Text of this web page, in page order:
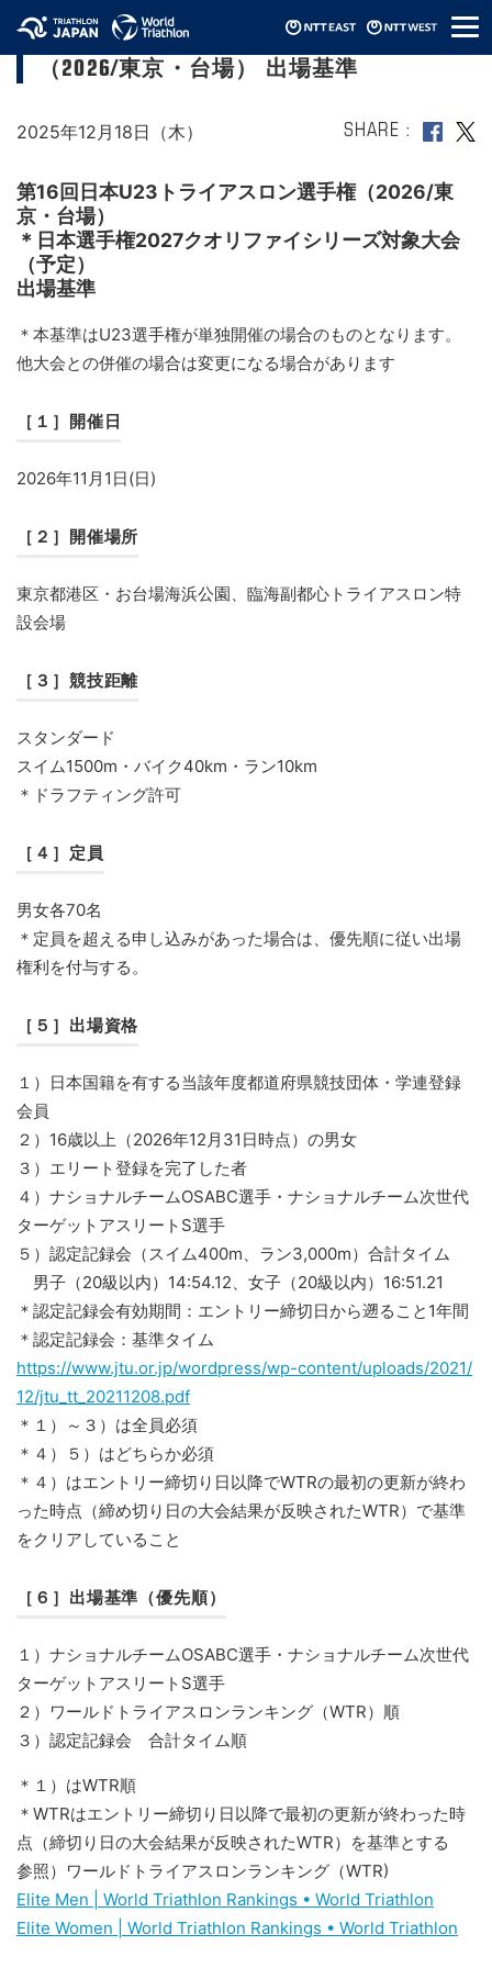
メ
ニ
第16回日本U23トライアスロン選手権
（2026/東京・台場） 出場基準
2025年12月18日（木） SHARE
第16回日本U23トライアスロン選手権（2026/東
京・台場）
＊日本選手権2027クオリファイシリーズ対象大会
（予定）
出場基準
＊本基準はU23選手権が単独開催の場合のものとなります。
他大会との併催の場合は変更になる場合があります
［１］開催日
2026年11月1日(日)
［２］開催場所
東京都港区・お台場海浜公園、臨海副都心トライアスロン特
設会場
［３］競技距離
スタンダード
スイム1500m・バイク40km・ラン10km
＊ドラフティング許可
［４］定員
男女各70名
＊定員を超える申し込みがあった場合は、優先順に従い出場
権利を付与する。
［５］出場資格
１）日本国籍を有する当該年度都道府県競技団体・学連登録
会員
２）16歳以上（2026年12月31日時点）の男女
３）エリート登録を完了した者
４）ナショナルチームOSABC選手・ナショナルチーム次世代
ターゲットアスリートS選手
５）認定記録会（スイム400m、ラン3,000m）合計タイム
男子（20級以内）14:54.12、女子（20級以内）16:51.21
＊認定記録会有効期間：エントリー締切日から遡ること1年間
＊認定記録会：基準タイム
https://www.jtu.or.jp/wordpress/wp-content/uploads/2021/
12/jtu_tt_20211208.pdf
＊１）～３）は全員必須
＊４）５）はどちらか必須
＊４）はエントリー締切り日以降でWTRの最初の更新が終わ
った時点（締め切り日の大会結果が反映されたWTR）で基準
をクリアしていること
［６］出場基準（優先順）
１）ナショナルチームOSABC選手・ナショナルチーム次世代
ターゲットアスリートS選手
２）ワールドトライアスロンランキング（WTR）順
３）認定記録会 合計タイム順
＊１）はWTR順
＊WTRはエントリー締切り日以降で最初の更新が終わった時
点（締切り日の大会結果が反映されたWTR）を基準とする
参照）ワールドトライアスロンランキング（WTR)
Elite Men | World Triathlon Rankings • World Triathlon
Elite Women | World Triathlon Rankings • World Triathlon